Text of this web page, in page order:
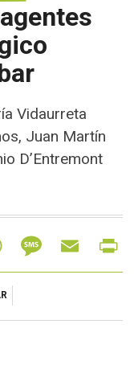
Vidaurreta
Juan Martín
D’Entremont
WhatsAppMessageEmail